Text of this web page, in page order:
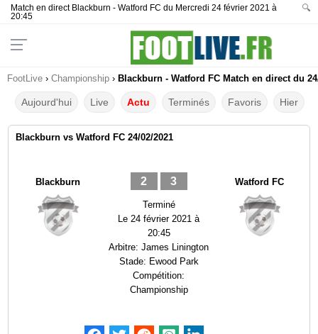
Match en direct Blackburn - Watford FC du Mercredi 24 février 2021 à
20:45
🔍
FootLive › Championship › Blackburn - Watford FC Match en direct du
Aujourd'hui Live Actu Terminés Favoris Hier
Blackburn vs Watford FC 24/02/2021
Blackburn 2 3
Terminé
Le24 février 2021 à
20:45
Arbitre:James Linington
Stade: Ewood Park
Compétition:
Championship
Watford FC